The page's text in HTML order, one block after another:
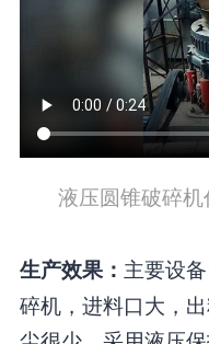
液压圆锥破碎
生产效果： 主要设
碎机，进料口大，